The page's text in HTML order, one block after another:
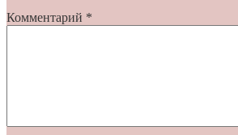
Комментарий *